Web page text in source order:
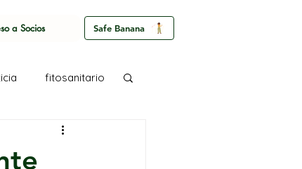
a Socios Safe Banana
fitosanitario